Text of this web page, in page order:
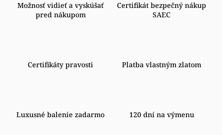
Možnosť vidieť a vyskúšať
pred nákupom
Certifikát bezpečný nákup
SAEC
Certifikáty pravosti Platba vlastným zlatom
Luxusné balenie zadarmo 120 dní na výmenu